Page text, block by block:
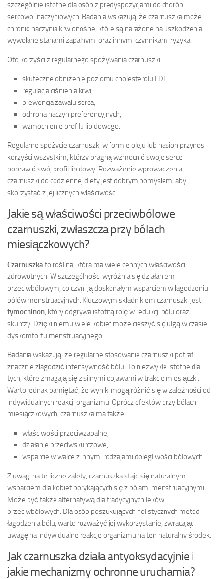
szczególnie istotne dla osób z predyspozycjami do chorób
sercowo-naczyniowych. Badania wskazują, że czarnuszka może
chronić naczynia krwionośne, które są narażone na uszkodzenia
wywołane stanami zapalnymi oraz innymi czynnikami ryzyka.
Oto korzyści z regularnego spożywania czarnuszki:
skuteczne obniżenie poziomu cholesterolu LDL,
regulacja ciśnienia krwi,
prewencja zawału serca,
ochrona naczyn preferencyjnych,
wzmocnienie profilu lipidowego.
Regularne spożycie czarnuszki w formie oleju lub nasion przynosi
korzyści wszystkim, którzy pragną wzmocnić swoje serce i
poprawić swój profil lipidowy. Rozważenie wprowadzenia
czarnuszki do codziennej diety jest dobrym pomysłem, aby
skorzystać z jej licznych właściwości.
Jakie są właściwości przeciwbólowe
czarnuszki, zwłaszcza przy bólach
miesiączkowych?
Czarnuszkato roślina, która ma wiele cennych właściwości
zdrowotnych. W szczególności wyróżnia się działaniem
przeciwbólowym, co czyni ją doskonałym wsparciem w łagodzeniu
bólów menstruacyjnych. Kluczowym składnikiem czarnuszki jest
tymochinon, który odgrywa istotną rolę w redukcji bólu oraz
skurczy. Dzięki niemu wiele kobiet może cieszyć się ulgą w czasie
dyskomfortu menstruacyjnego.
Badania wskazują, że regularne stosowanie czarnuszki potrafi
znacznie złagodzić intensywność bólu. To niezwykle istotne dla
tych, które zmagają się z silnymi objawami w trakcie miesiączki.
Warto jednak pamiętać, że wyniki mogą różnić się w zależności od
indywidualnych reakcji organizmu. Oprócz efektów przy bólach
miesiączkowych, czarnuszka ma także:
właściwości przeciwzapalne,
działanie przeciwskurczowe,
wsparcie w walce z innymi rodzajami dolegliwości bólowych.
Z uwagi na te liczne zalety, czarnuszka staje się naturalnym
wsparciem dla kobiet borykających się z bólami menstruacyjnymi.
Może być także alternatywą dla tradycyjnych leków
przeciwbólowych. Dla osób poszukujących holistycznych metod
łagodzenia bólu, warto rozważyć jej wykorzystanie, zwracając
uwagę na indywidualne reakcje organizmu na ten naturalny środek.
Jak czarnuszka działa antyoksydacyjnie i
jakie mechanizmy ochronne uruchamia?